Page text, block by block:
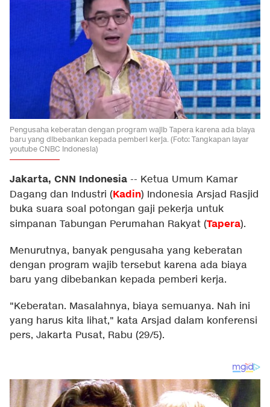
Pengusaha keberatan dengan program wajib Tapera karena ada biaya
baru yang dibebankan kepada pemberi kerja. (Foto: Tangkapan layar
youtube CNBC Indonesia)
Jakarta, CNN Indonesia -- Ketua Umum Kamar
Dagang dan Industri (Kadin) Indonesia Arsjad Rasjid
buka suara soal potongan gaji pekerja untuk
simpanan Tabungan Perumahan Rakyat (Tapera).
Menurutnya, banyak pengusaha yang keberatan
dengan program wajib tersebut karena ada biaya
baru yang dibebankan kepada pemberi kerja.
"Keberatan. Masalahnya, biaya semuanya. Nah ini
yang harus kita lihat," kata Arsjad dalam konferensi
pers, Jakarta Pusat, Rabu (29/5).